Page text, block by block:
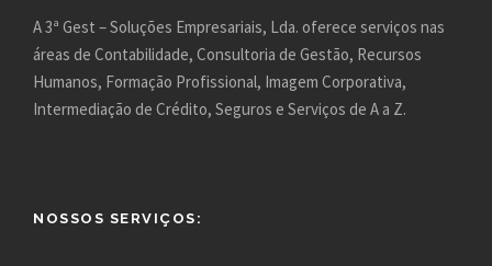
A 3ª Gest – Soluções Empresariais, Lda. oferece serviços nas
áreas de Contabilidade, Consultoria de Gestão, Recursos
Humanos, Formação Profissional, Imagem Corporativa,
Intermediação de Crédito, Seguros e Serviços de A a Z.
NOSSOS SERVIÇOS: